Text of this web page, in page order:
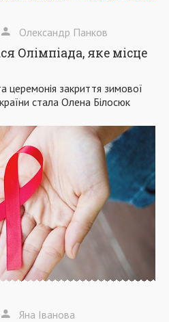
Олександр Панков
Олімпіада, яке місце
церемонія закриття зимової
стала Олена Білосюк
Яна Іванова